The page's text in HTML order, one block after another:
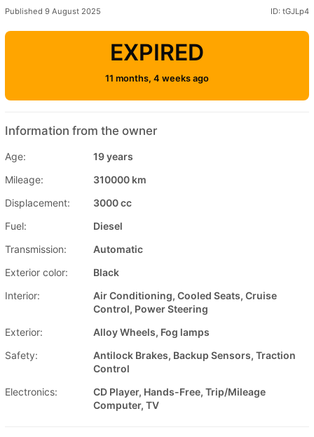
Published 9 August 2025 ID: tGJLp4
EXPIRED
11 months, 4 weeks ago
Information from the owner
Age:
19 years
Mileage:
310000 km
Displacement:
3000 cc
Fuel:
Diesel
Transmission:
Automatic
Exterior color:
Black
Interior:
Air Conditioning, Cooled Seats, Cruise
Control, Power Steering
Exterior:
Alloy Wheels, Fog lamps
Safety:
Antilock Brakes, Backup Sensors, Traction
Control
Electronics:
CD Player, Hands-Free, Trip/Mileage
Computer, TV